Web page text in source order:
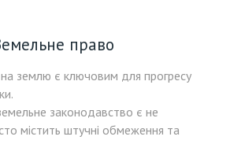
право
землю є ключовим для прогресу
законодавство є не
містить штучні обмеження та